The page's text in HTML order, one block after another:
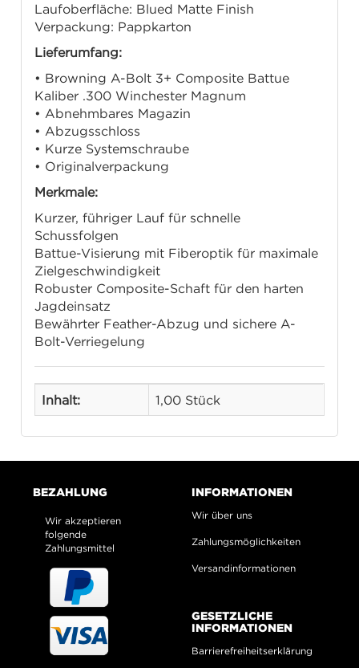
Laufoberfläche: Blued Matte Finish
Verpackung: Pappkarton
Lieferumfang:
• Browning A-Bolt 3+ Composite Battue
Kaliber .300 Winchester Magnum
• Abnehmbares Magazin
• Abzugsschloss
• Kurze Systemschraube
• Originalverpackung
Merkmale:
Kurzer, führiger Lauf für schnelle
Schussfolgen
Battue-Visierung mit Fiberoptik für maximale
Zielgeschwindigkeit
Robuster Composite-Schaft für den harten
Jagdeinsatz
Bewährter Feather-Abzug und sichere A-
Bolt-Verriegelung
Inhalt: 1,00 Stück
BEZAHLUNG
Wir akzeptieren
folgende
Zahlungsmittel
INFORMATIONEN
Wir über uns
Zahlungsmöglichkeiten
Versandinformationen
GESETZLICHE
INFORMATIONEN
Barrierefreiheitserklärung